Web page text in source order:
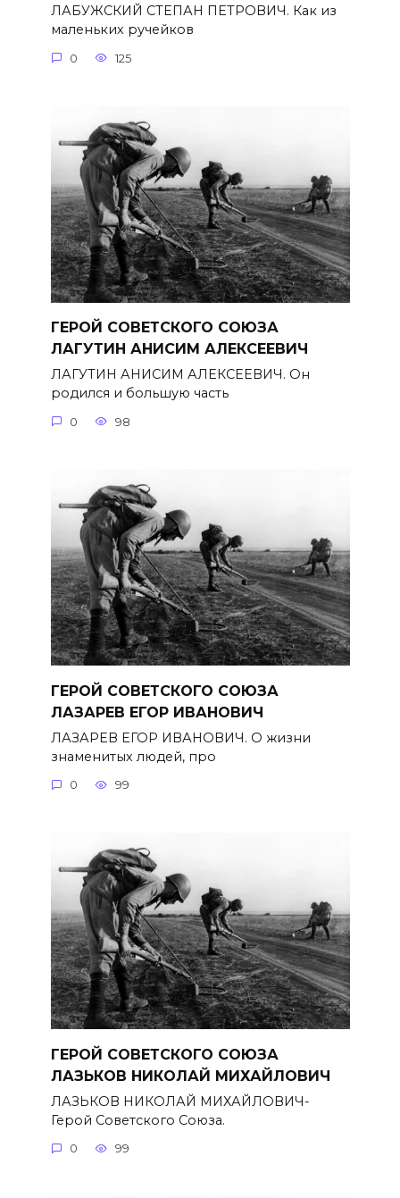
ЛАБУЖСКИЙ СТЕПАН ПЕТРОВИЧ. Как из
маленьких ручейков
0 125
ГЕРОЙ СОВЕТСКОГО СОЮЗА
ЛАГУТИН АНИСИМ АЛЕКСЕЕВИЧ
ЛАГУТИН АНИСИМ АЛЕКСЕЕВИЧ. Он
родился и большую часть
0 98
ГЕРОЙ СОВЕТСКОГО СОЮЗА
ЛАЗАРЕВ ЕГОР ИВАНОВИЧ
ЛАЗАРЕВ ЕГОР ИВАНОВИЧ. О жизни
знаменитых людей, про
0 99
ГЕРОЙ СОВЕТСКОГО СОЮЗА
ЛАЗЬКОВ НИКОЛАЙ МИХАЙЛОВИЧ
ЛАЗЬКОВ НИКОЛАЙ МИХАЙЛОВИЧ-
Герой Советского Союза.
0 99